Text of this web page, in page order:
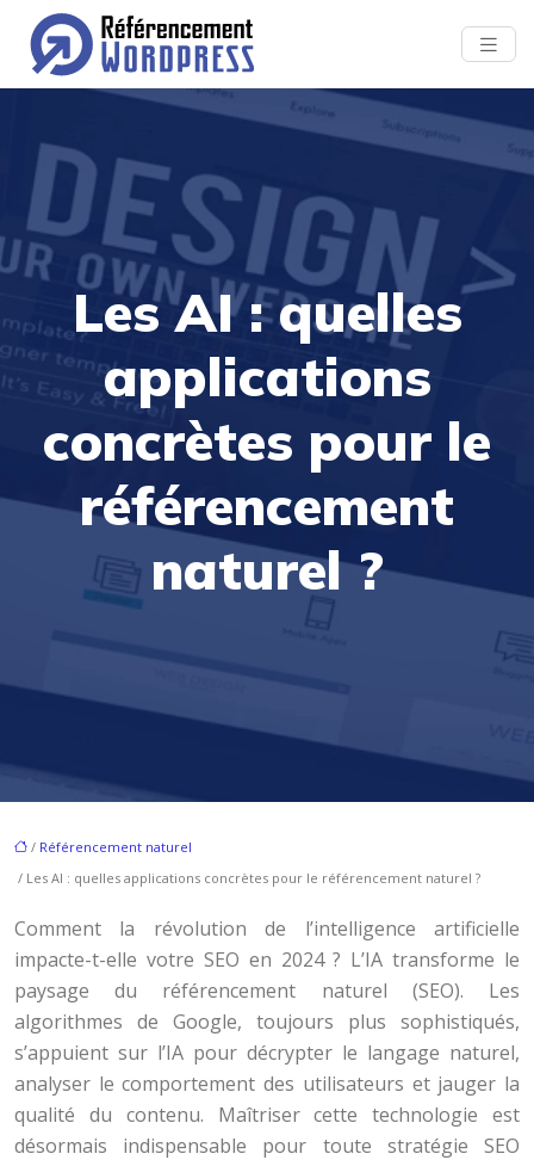
Les AI : quelles
applications
concrètes pour le
référencement
naturel ?
/ Référencement naturel
/ Les AI : quelles applications concrètes pour le référencement naturel ?
Comment la révolution de l’intelligence artificielle
impacte-t-elle votre SEO en 2024 ? L’IA transforme le
paysage du référencement naturel (SEO). Les
algorithmes de Google, toujours plus sophistiqués,
s’appuient sur l’IA pour décrypter le langage naturel,
analyser le comportement des utilisateurs et jauger la
qualité du contenu. Maîtriser cette technologie est
désormais indispensable pour toute stratégie SEO